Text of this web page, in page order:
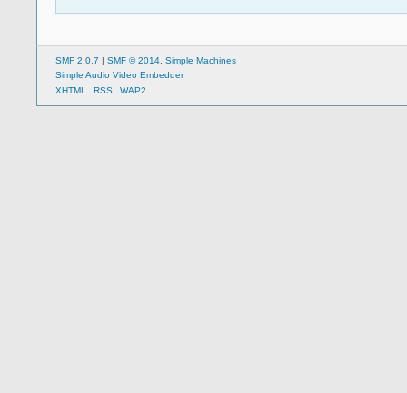
SMF 2.0.7 | SMF © 2014 Simple Machines
Simple Audio Video Embedder
XHTML
RSS WAP2